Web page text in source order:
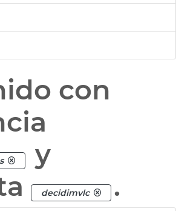
con
y
decidimvlc .